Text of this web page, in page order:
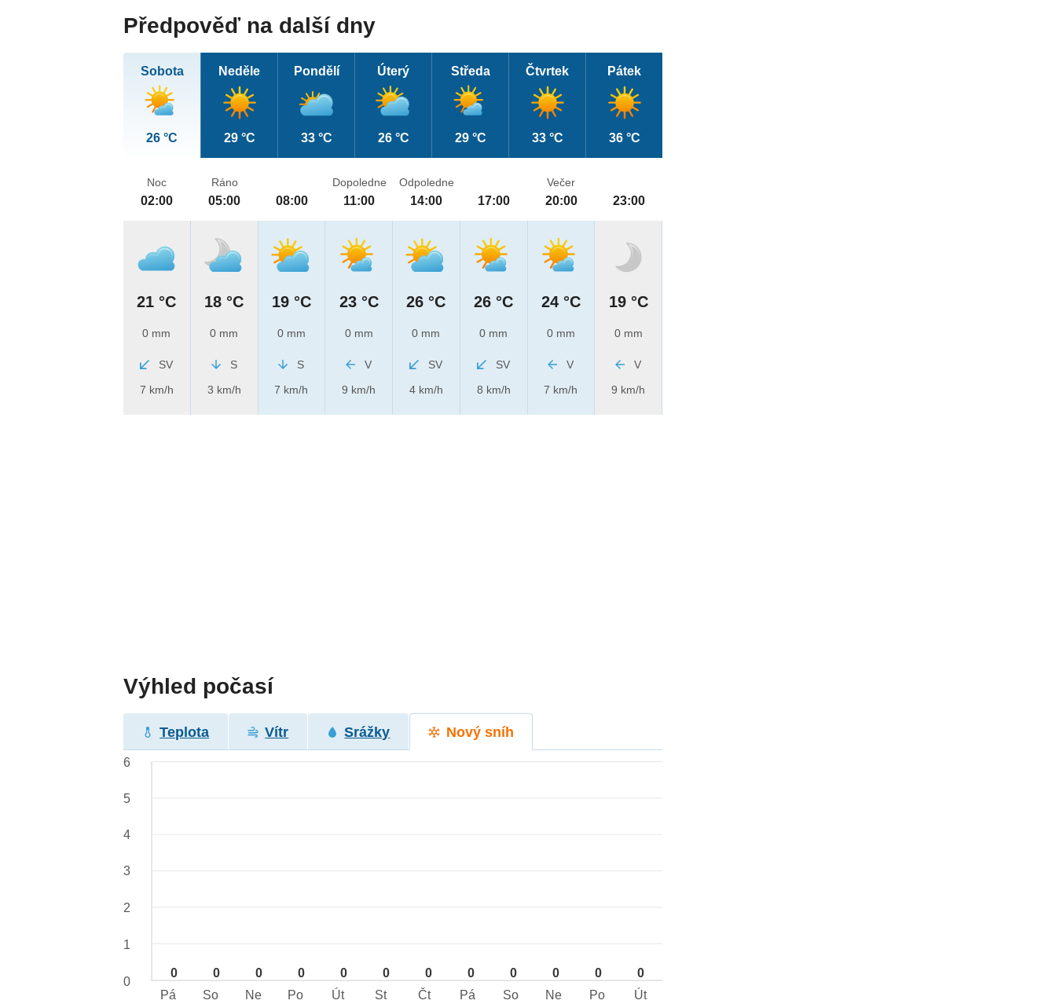
Předpověď na další dny
Sobota
26 °C
Neděle
29 °C
Pondělí
33 °C
Úterý
26 °C
Středa
29 °C
Čtvrtek
33 °C
Pátek
36 °C
Noc
02:00
21 °C
0 mm
SV
7 km/h
Ráno
05:00
18 °C
0 mm
S
3 km/h
08:00
19 °C
0 mm
S
7 km/h
Dopoledne
11:00
23 °C
0 mm
V
9 km/h
Odpoledne
14:00
26 °C
0 mm
SV
4 km/h
17:00
26 °C
0 mm
SV
8 km/h
Večer
20:00
24 °C
0 mm
V
7 km/h
23:00
19 °C
0 mm
V
9 km/h
Výhled počasí
Teplota Vítr Srážky Nový sníh
0 0 0 0 0 0 0 0 0 0 0 0
6
5
4
3
2
1
0
Pá
So Ne Po Út St Čt Pá So Ne Po Út